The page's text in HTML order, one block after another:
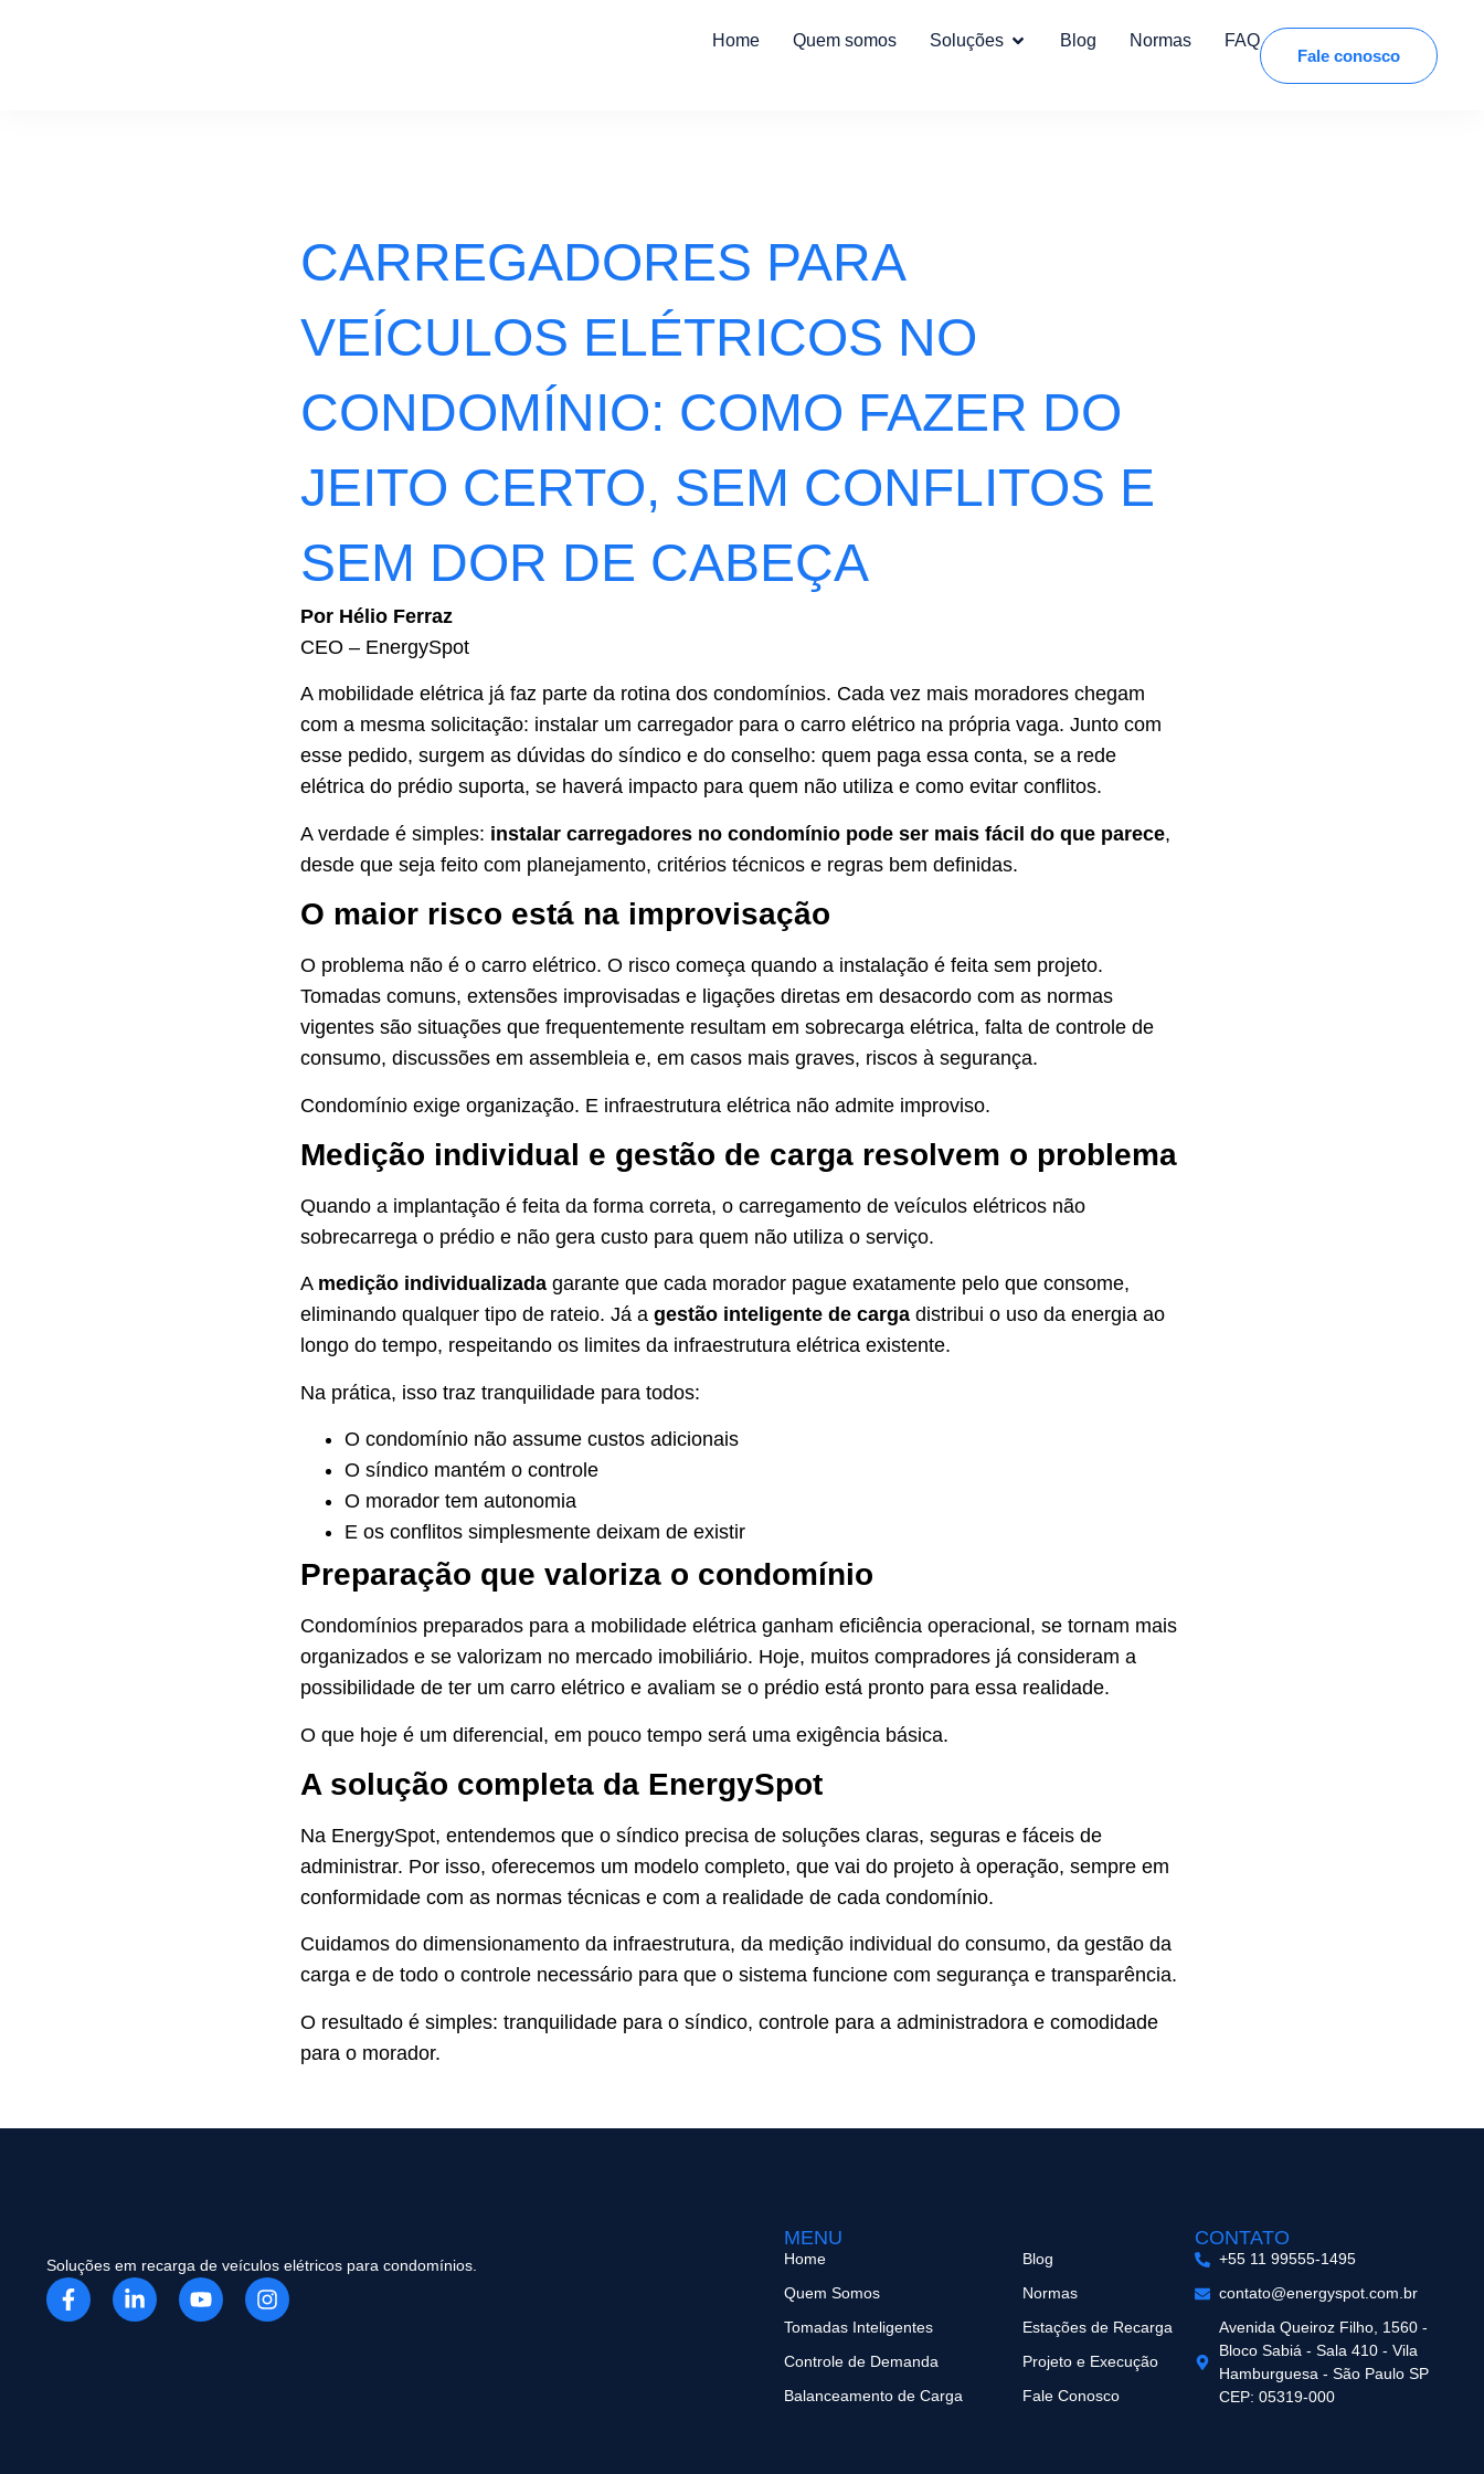
Home Quem somos Soluções Blog Normas
FAQ
Fale conosco
CARREGADORES PARA
VEÍCULOS ELÉTRICOS NO
CONDOMÍNIO: COMO FAZER DO
JEITO CERTO, SEM CONFLITOS E
SEM DOR DE CABEÇA
Por Hélio Ferraz
CEO – EnergySpot
A mobilidade elétrica já faz parte da rotina dos condomínios. Cada vez mais moradores chegam
com a mesma solicitação: instalar um carregador para o carro elétrico na própria vaga. Junto com
esse pedido, surgem as dúvidas do síndico e do conselho: quem paga essa conta, se a rede
elétrica do prédio suporta, se haverá impacto para quem não utiliza e como evitar conflitos.
A verdade é simples: instalar carregadores no condomínio pode ser mais fácil do que parece,
desde que seja feito com planejamento, critérios técnicos e regras bem definidas.
O maior risco está na improvisação
O problema não é o carro elétrico. O risco começa quando a instalação é feita sem projeto.
Tomadas comuns, extensões improvisadas e ligações diretas em desacordo com as normas
vigentes são situações que frequentemente resultam em sobrecarga elétrica, falta de controle de
consumo, discussões em assembleia e, em casos mais graves, riscos à segurança.
Condomínio exige organização. E infraestrutura elétrica não admite improviso.
Medição individual e gestão de carga resolvem o problema
Quando a implantação é feita da forma correta, o carregamento de veículos elétricos não
sobrecarrega o prédio e não gera custo para quem não utiliza o serviço.
A medição individualizada garante que cada morador pague exatamente pelo que consome,
eliminando qualquer tipo de rateio. Já a gestão inteligente de carga distribui o uso da energia ao
longo do tempo, respeitando os limites da infraestrutura elétrica existente.
Na prática, isso traz tranquilidade para todos:
O condomínio não assume custos adicionais
O síndico mantém o controle
O morador tem autonomia
E os conflitos simplesmente deixam de existir
Preparação que valoriza o condomínio
Condomínios preparados para a mobilidade elétrica ganham eficiência operacional, se tornam mais
organizados e se valorizam no mercado imobiliário. Hoje, muitos compradores já consideram a
possibilidade de ter um carro elétrico e avaliam se o prédio está pronto para essa realidade.
O que hoje é um diferencial, em pouco tempo será uma exigência básica.
A solução completa da EnergySpot
Na EnergySpot, entendemos que o síndico precisa de soluções claras, seguras e fáceis de
administrar. Por isso, oferecemos um modelo completo, que vai do projeto à operação, sempre em
conformidade com as normas técnicas e com a realidade de cada condomínio.
Cuidamos do dimensionamento da infraestrutura, da medição individual do consumo, da gestão da
carga e de todo o controle necessário para que o sistema funcione com segurança e transparência.
O resultado é simples: tranquilidade para o síndico, controle para a administradora e comodidade
para o morador.
Soluções em recarga de veículos elétricos para condomínios.
MENU
Home
Quem Somos
Tomadas Inteligentes
Controle de Demanda
Balanceamento de Carga
Blog
Normas
Estações de Recarga
Projeto e Execução
Fale Conosco
CONTATO
+55 11 99555-1495
contato@energyspot.com.br
Avenida Queiroz Filho, 1560 -
Bloco Sabiá - Sala 410 - Vila
Hamburguesa - São Paulo SP
CEP: 05319-000